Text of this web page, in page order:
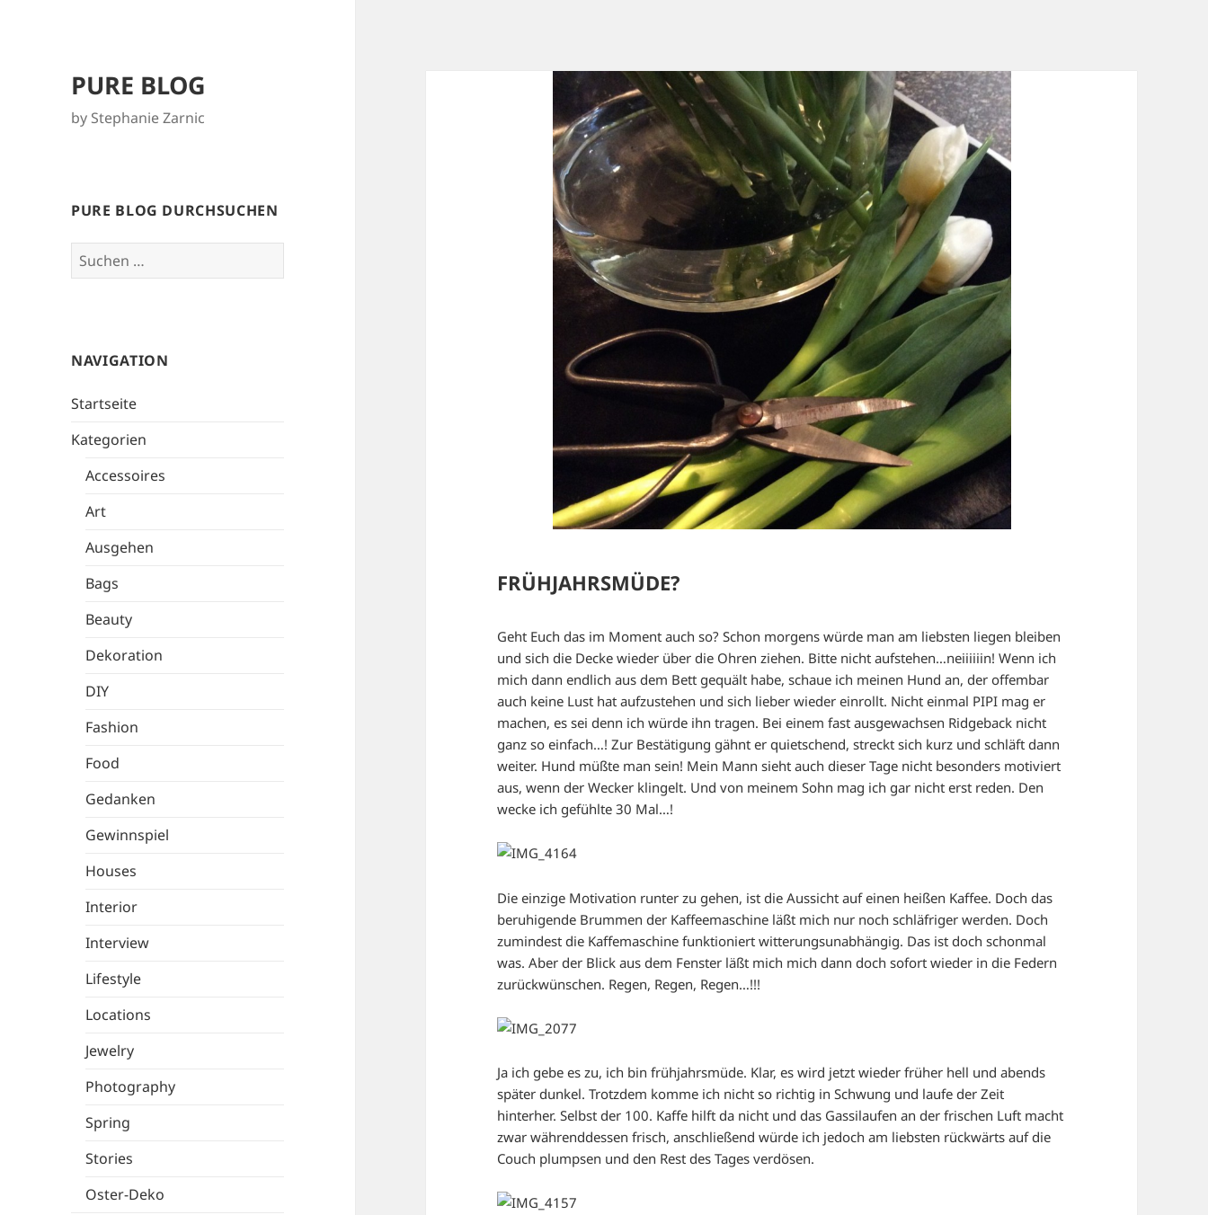
PURE BLOG
by Stephanie Zarnic
PURE BLOG DURCHSUCHEN
Suchen
nach:
NAVIGATION
Startseite
Kategorien
Accessoires
Art
Ausgehen
Bags
Beauty
Dekoration
DIY
Fashion
Food
Gedanken
Gewinnspiel
Houses
Interior
Interview
Lifestyle
Locations
Jewelry
Photography
Spring
Stories
Oster-Deko
FRÜHJAHRSMÜDE?
Geht Euch das im Moment auch so? Schon morgens würde man am liebsten liegen bleiben
und sich die Decke wieder über die Ohren ziehen. Bitte nicht aufstehen…neiiiiiin! Wenn ich
mich dann endlich aus dem Bett gequält habe, schaue ich meinen Hund an, der offembar
auch keine Lust hat aufzustehen und sich lieber wieder einrollt. Nicht einmal PIPI mag er
machen, es sei denn ich würde ihn tragen. Bei einem fast ausgewachsen Ridgeback nicht
ganz so einfach…! Zur Bestätigung gähnt er quietschend, streckt sich kurz und schläft dann
weiter. Hund müßte man sein! Mein Mann sieht auch dieser Tage nicht besonders motiviert
aus, wenn der Wecker klingelt. Und von meinem Sohn mag ich gar nicht erst reden. Den
wecke ich gefühlte 30 Mal…!
Die einzige Motivation runter zu gehen, ist die Aussicht auf einen heißen Kaffee. Doch das
beruhigende Brummen der Kaffeemaschine läßt mich nur noch schläfriger werden. Doch
zumindest die Kaffemaschine funktioniert witterungsunabhängig. Das ist doch schonmal
was. Aber der Blick aus dem Fenster läßt mich mich dann doch sofort wieder in die Federn
zurückwünschen. Regen, Regen, Regen…!!!
Ja ich gebe es zu, ich bin frühjahrsmüde. Klar, es wird jetzt wieder früher hell und abends
später dunkel. Trotzdem komme ich nicht so richtig in Schwung und laufe der Zeit
hinterher. Selbst der 100. Kaffe hilft da nicht und das Gassilaufen an der frischen Luft macht
zwar währenddessen frisch, anschließend würde ich jedoch am liebsten rückwärts auf die
Couch plumpsen und den Rest des Tages verdösen.